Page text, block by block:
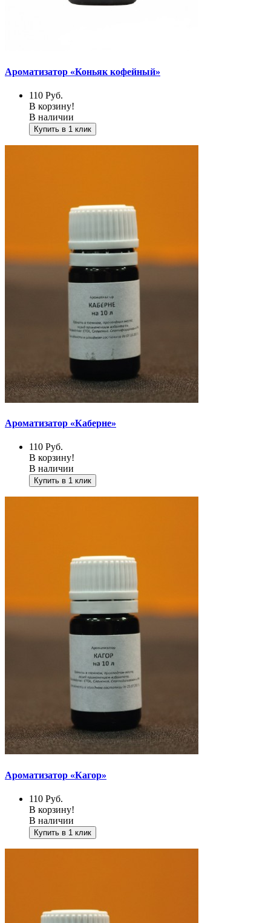
Ароматизатор «Коньяк кофейный»
110 Руб.
В корзину!
В наличии
Купить в 1 клик
Ароматизатор «Каберне»
110 Руб.
В корзину!
В наличии
Купить в 1 клик
Ароматизатор «Кагор»
110 Руб.
В корзину!
В наличии
Купить в 1 клик